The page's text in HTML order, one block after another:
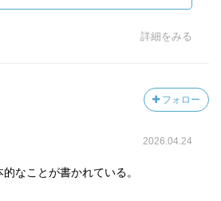
しく」生きる術を紹介。
笑顔とやさしさをたたえながら、自
きる方法をお教えします。
なるでしょう。
ベースより）
がどう思おうと動じない。しなるけ
って、何でも自分で決断する。そん
詳細をみる
フォロー
2026.04.24
なことが書かれている。